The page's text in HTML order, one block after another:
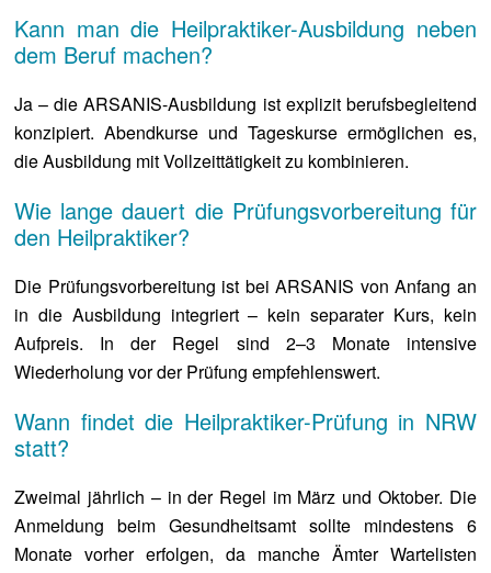
Kann man die Heilpraktiker-Ausbildung neben
dem Beruf machen?
Ja – die ARSANIS-Ausbildung ist explizit berufsbegleitend
konzipiert. Abendkurse und Tageskurse ermöglichen es,
die Ausbildung mit Vollzeittätigkeit zu kombinieren.
Wie lange dauert die Prüfungsvorbereitung für
den Heilpraktiker?
Die Prüfungsvorbereitung ist bei ARSANIS von Anfang an
in die Ausbildung integriert – kein separater Kurs, kein
Aufpreis. In der Regel sind 2–3 Monate intensive
Wiederholung vor der Prüfung empfehlenswert.
Wann findet die Heilpraktiker-Prüfung in NRW
statt?
Zweimal jährlich – in der Regel im März und Oktober. Die
Anmeldung beim Gesundheitsamt sollte mindestens 6
Monate vorher erfolgen, da manche Ämter Wartelisten